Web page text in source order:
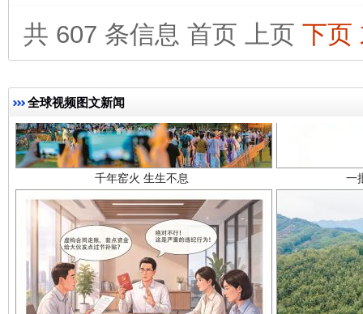
共 607 条信息 首页 上页 下页
全球视频图文新闻
千年窑火 生生不息